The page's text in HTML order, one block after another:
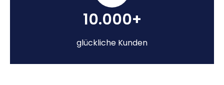
10.000+
glückliche Kunden